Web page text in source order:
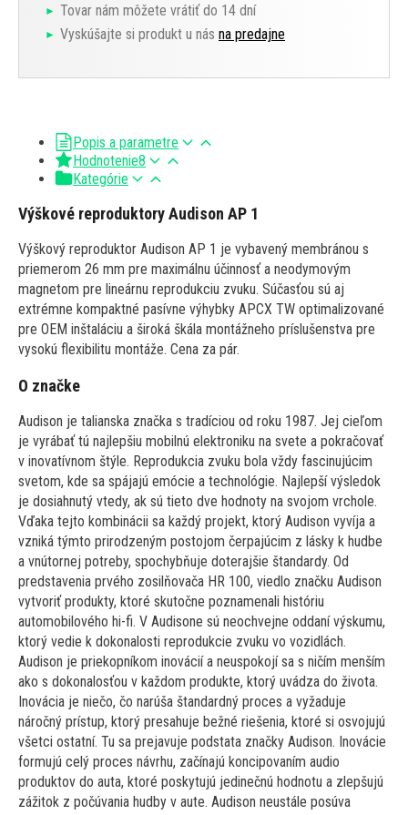
Tovar nám môžete vrátiť do 14 dní
Vyskúšajte si produkt u nás na predajne
Popis a parametre
Hodnotenie8
Kategórie
Výškové reproduktory Audison AP 1
Výškový reproduktor Audison AP 1 je vybavený membránou s
priemerom 26 mm pre maximálnu účinnosť a neodymovým
magnetom pre lineárnu reprodukciu zvuku. Súčasťou sú aj
extrémne kompaktné pasívne výhybky APCX TW optimalizované
pre OEM inštaláciu a široká škála montážneho príslušenstva pre
vysokú flexibilitu montáže. Cena za pár.
O značke
Audison je talianska značka s tradíciou od roku 1987. Jej cieľom
je vyrábať tú najlepšiu mobilnú elektroniku na svete a pokračovať
v inovatívnom štýle. Reprodukcia zvuku bola vždy fascinujúcim
svetom, kde sa spájajú emócie a technológie. Najlepší výsledok
je dosiahnutý vtedy, ak sú tieto dve hodnoty na svojom vrchole.
Vďaka tejto kombinácii sa každý projekt, ktorý Audison vyvíja a
vzniká týmto prirodzeným postojom čerpajúcim z lásky k hudbe
a vnútornej potreby, spochybňuje doterajšie štandardy. Od
predstavenia prvého zosilňovača HR 100, viedlo značku Audison
vytvoriť produkty, ktoré skutočne poznamenali históriu
automobilového hi-fi. V Audisone sú neochvejne oddaní výskumu,
ktorý vedie k dokonalosti reprodukcie zvuku vo vozidlách.
Audison je priekopníkom inovácií a neuspokojí sa s ničím menším
ako s dokonalosťou v každom produkte, ktorý uvádza do života.
Inovácia je niečo, čo narúša štandardný proces a vyžaduje
náročný prístup, ktorý presahuje bežné riešenia, ktoré si osvojujú
všetci ostatní. Tu sa prejavuje podstata značky Audison. Inovácie
formujú celý proces návrhu, začínajú koncipovaním audio
produktov do auta, ktoré poskytujú jedinečnú hodnotu a zlepšujú
zážitok z počúvania hudby v aute. Audison neustále posúva